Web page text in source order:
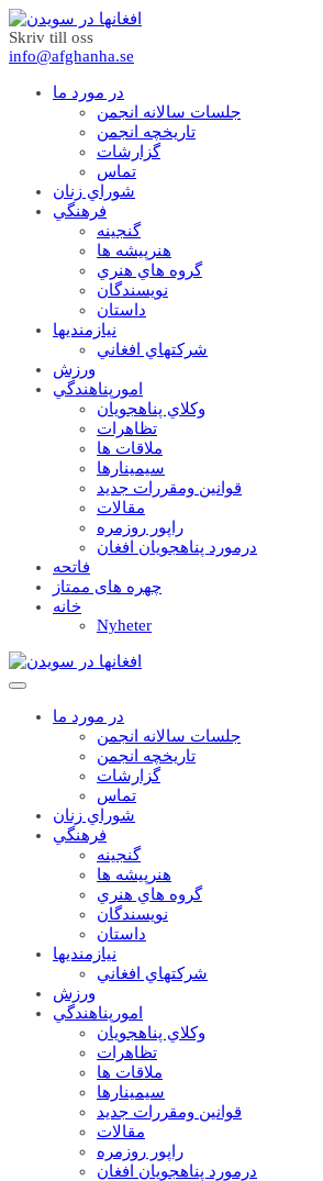
Skriv till oss
info@afghanha.se
در مورد ما
جلسات سالانه انجمن
تاریخچه انجمن
گزارشات
تماس
شوراي زنان
فرهنگي
گنجينه
هنرپيشه ها
گروه هاي هنري
نويسندگان
داستان
نيازمنديها
شرکتهاي افغاني
ورزش
امورپناهندگي
وکلاي پناهجويان
تظاهرات
ملاقات ها
سيمينارها
قوانين ومقررات جديد
مقالات
راپور روزمره
درمورد پناهجويان افغان
فاتحه
چهره های ممتاز
خانه
Nyheter
در مورد ما
جلسات سالانه انجمن
تاریخچه انجمن
گزارشات
تماس
شوراي زنان
فرهنگي
گنجينه
هنرپيشه ها
گروه هاي هنري
نويسندگان
داستان
نيازمنديها
شرکتهاي افغاني
ورزش
امورپناهندگي
وکلاي پناهجويان
تظاهرات
ملاقات ها
سيمينارها
قوانين ومقررات جديد
مقالات
راپور روزمره
درمورد پناهجويان افغان